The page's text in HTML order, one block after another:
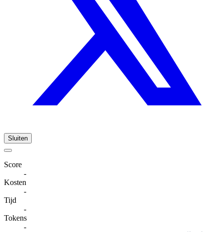
Sluiten
Score
-
Kosten
-
Tijd
-
Tokens
-